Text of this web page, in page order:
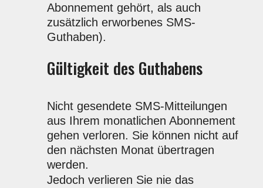
Abonnement gehört, als auch
zusätzlich erworbenes SMS-
Guthaben).
Gültigkeit des Guthabens
Nicht gesendete SMS-Mitteilungen
aus Ihrem monatlichen Abonnement
gehen verloren. Sie können nicht auf
den nächsten Monat übertragen
werden.
Jedoch verlieren Sie nie das